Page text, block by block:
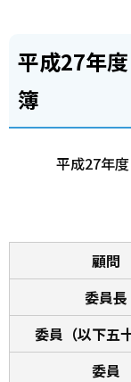
平成27年
簿
平成27年
顧問
委員長
委員（以下五
委員